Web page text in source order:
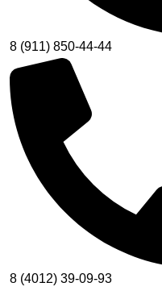
8 (911) 850-44-44
8 (4012) 39-09-93